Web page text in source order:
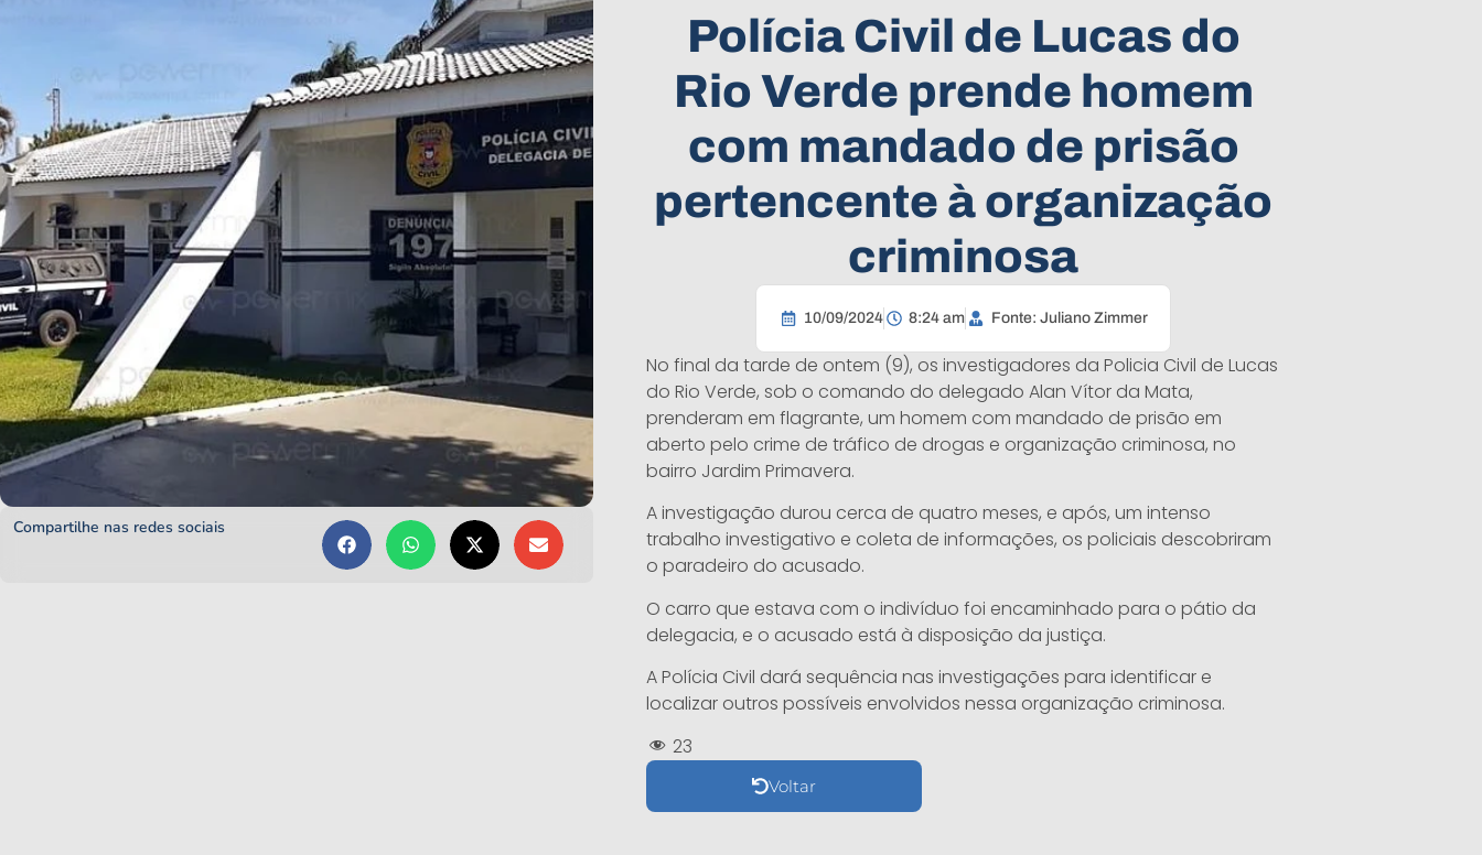
Compartilhe nas redes sociais
Polícia Civil de Lucas do
Rio Verde prende homem
com mandado de prisão
pertencente à organização
criminosa
10/09/2024 8:24 am Fonte: Juliano Zimmer
No final da tarde de ontem (9), os investigadores da Policia Civil de Lucas
do Rio Verde, sob o comando do delegado Alan Vítor da Mata,
prenderam em flagrante, um homem com mandado de prisão em
aberto pelo crime de tráfico de drogas e organização criminosa, no
bairro Jardim Primavera.
A investigação durou cerca de quatro meses, e após, um intenso
trabalho investigativo e coleta de informações, os policiais descobriram
o paradeiro do acusado.
O carro que estava com o indivíduo foi encaminhado para o pátio da
delegacia, e o acusado está à disposição da justiça.
A Polícia Civil dará sequência nas investigações para identificar e
localizar outros possíveis envolvidos nessa organização criminosa.
23
Voltar